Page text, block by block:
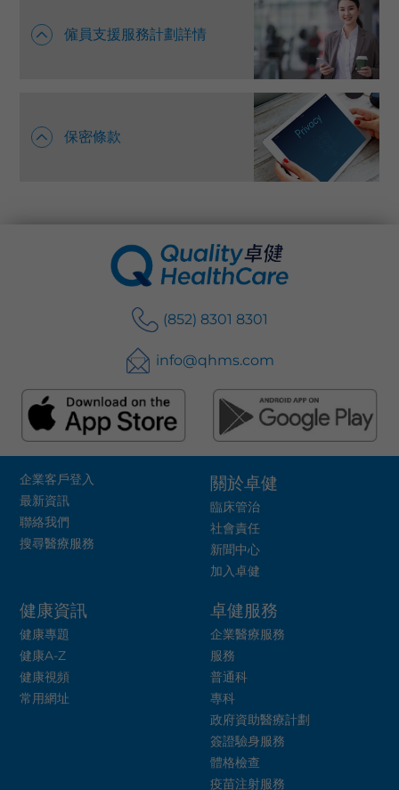
僱員支援服務計劃詳情
保密條款
(852) 8301 8301
info@qhms.com
企業客戶登入
最新資訊
聯絡我們
搜尋醫療服務
關於卓健
臨床管治
社會責任
新聞中心
加入卓健
健康資訊
健康專題
健康A-Z
健康視頻
常用網址
卓健服務
企業醫療服務
服務
普通科
專科
政府資助醫療計劃
簽證驗身服務
體格檢查
疫苗注射服務